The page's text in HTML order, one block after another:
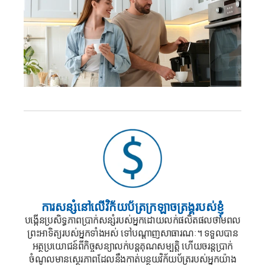
ការសន្សំនៅលើវិក័យប័ត្រក្រឡាចត្រង្គរបស់ខ្ញុំ
បង្កើនប្រសិទ្ធភាពប្រាក់សន្សំរបស់អ្នកដោយលក់ផលិតផលថាមពល
ព្រះអាទិត្យរបស់អ្នកទាំងអស់ ទៅបណ្តាញសាធារណៈ។ ទទួលបាន
អត្ថប្រយោជន៍ពីកិច្ចសន្យាលក់បន្តគុណសម្បត្តិ ហើយចរន្តប្រាក់
ចំណូលមានស្ថេរភាពដែលនឹងកាត់បន្ថយវិក័យប័ត្ររបស់អ្នកយ៉ាង